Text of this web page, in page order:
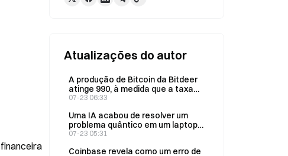
Atualizações do autor
A produção de Bitcoin da Bitdeer
atinge 990, à medida que a taxa
de processamento na nuvem de
07-23 06:33
Uma IA acabou de resolver um
problema quântico em um laptop
comum — algo que supostamente
07-23 05:31
Coinbase revela como um erro de